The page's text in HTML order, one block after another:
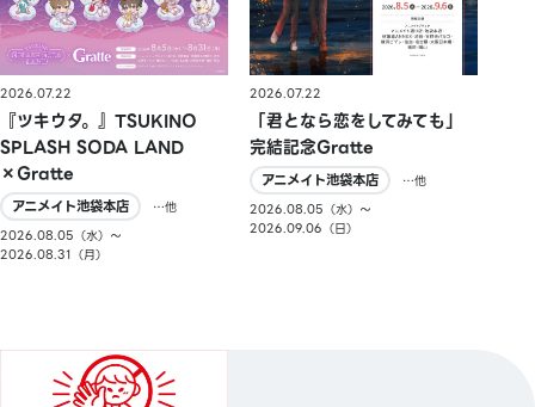
2026.07.22
『ツキウタ。』TSUKINO
SPLASH SODA LAND
×Gratte
アニメイト池袋本店
…他
2026.08.05（水）〜
2026.08.31（月）
2026.07.22
「君となら恋をしてみても」
完結記念Gratte
アニメイト池袋本店
…他
2026.08.05（水）〜
2026.09.06（日）